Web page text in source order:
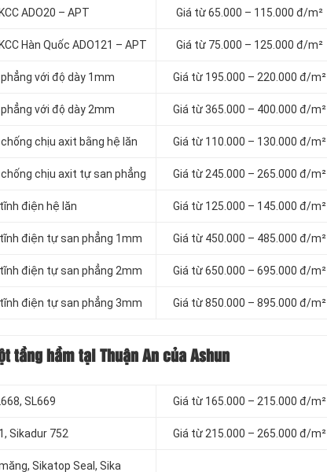
ADO20 – APT Giá từ 65.000 – 115.000 đ/m²
Hàn Quốc ADO121 – APT Giá từ 75.000 – 125.000 đ/m²
với độ dày 1mm Giá từ 195.000 – 220.000 đ/m²
với độ dày 2mm Giá từ 365.000 – 400.000 đ/m²
chịu axit bằng hệ lăn Giá từ 110.000 – 130.000 đ/m²
chịu axit tự san phẳng Giá từ 245.000 – 265.000 đ/m²
điện hệ lăn Giá từ 125.000 – 145.000 đ/m²
điện tự san phẳng 1mm Giá từ 450.000 – 485.000 đ/m²
điện tự san phẳng 2mm Giá từ 650.000 – 695.000 đ/m²
điện tự san phẳng 3mm Giá từ 850.000 – 895.000 đ/m²
tầng hầm tại Thuận An của Ashun
SL669 Giá từ 165.000 – 215.000 đ/m²
Sikadur 752 Giá từ 215.000 – 265.000 đ/m²
Sikatop Seal, Sika